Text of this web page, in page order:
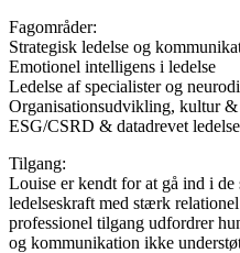
Fagområder:
Strategisk ledelse og
Emotionel intelligens i ledelse
Ledelse af specialister og
Organisationsudvikling, kultur &
ESG/CSRD & datadrevet ledelse
Tilgang:
Louise er kendt for at gå ind i
ledelseskraft med stærk
professionel tilgang udfordrer
og kommunikation ikke